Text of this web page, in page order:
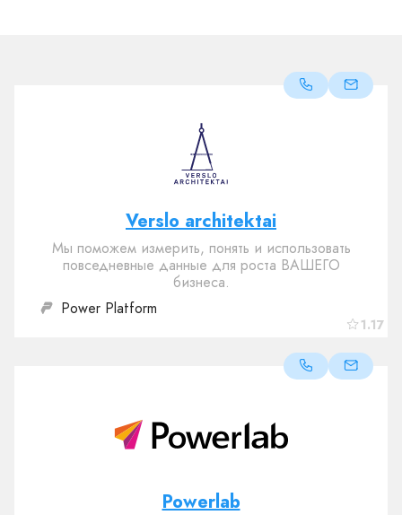
1.17
Verslo architektai
Мы поможем измерить, понять и использовать
повседневные данные для роста ВАШЕГО
бизнеса.
Power Platform
Powerlab